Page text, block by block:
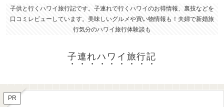
子供と行くハワイ旅行記です。子連れで行くハワイのお得情報、裏技などを
口コミレビューしています。美味しいグルメや買い物情報も！夫婦で新婚旅
行気分のハワイ旅行体験談も
子連れハワイ旅行記
PR